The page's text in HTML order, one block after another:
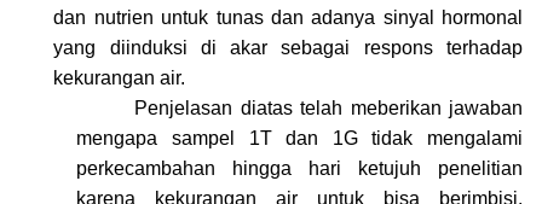
dan nutrien untuk tunas dan adanya sinyal hormonal
yang diinduksi di akar sebagai respons terhadap
kekurangan air.
Penjelasan diatas telah meberikan jawaban
mengapa sampel 1T dan 1G tidak mengalami
perkecambahan hingga hari ketujuh penelitian
karena kekurangan air untuk bisa berimbisi.